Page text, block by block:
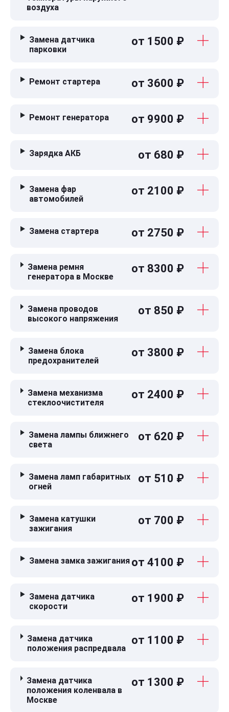
воздуха
Замена датчика
парковки
от 1500 ₽
Ремонт стартера от 3600 ₽
Ремонт генератора от 9900 ₽
Зарядка АКБ от 680 ₽
Замена фар
автомобилей
от 2100 ₽
Замена стартера от 2750 ₽
Замена ремня
генератора в Москве
от 8300 ₽
Замена проводов
высокого напряжения
от 850 ₽
Замена блока
предохранителей
от 3800 ₽
Замена механизма
стеклоочистителя
от 2400 ₽
Замена лампы ближнего
света
от 620 ₽
Замена ламп габаритных
огней
от 510 ₽
Замена катушки
зажигания
от 700 ₽
Замена замка зажигания от 4100 ₽
Замена датчика
скорости
от 1900 ₽
Замена датчика
положения распредвала
от 1100 ₽
Замена датчика
положения коленвала в
Москве
от 1300 ₽